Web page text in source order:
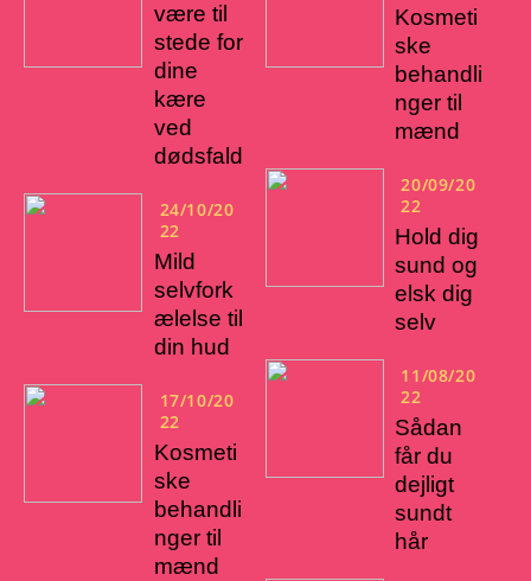
være til
stede for
dine
kære
ved
dødsfald
24/10/20
22
Mild
selvfork
ælelse til
din hud
17/10/20
22
Kosmeti
ske
behandli
nger til
mænd
Kosmeti
ske
behandli
nger til
mænd
20/09/20
22
Hold dig
sund og
elsk dig
selv
11/08/20
22
Sådan
får du
dejligt
sundt
hår